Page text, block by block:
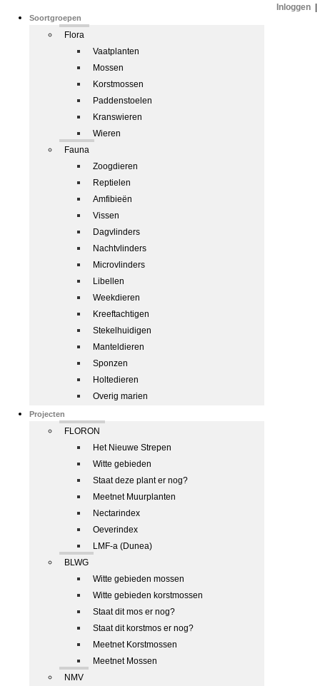
Soortgroepen
Flora
Vaatplanten
Mossen
Korstmossen
Paddenstoelen
Kranswieren
Wieren
Fauna
Zoogdieren
Reptielen
Amfibieën
Vissen
Dagvlinders
Nachtvlinders
Microvlinders
Libellen
Weekdieren
Kreeftachtigen
Stekelhuidigen
Manteldieren
Sponzen
Holtedieren
Overig marien
Projecten
FLORON
Het Nieuwe Strepen
Witte gebieden
Staat deze plant er nog?
Meetnet Muurplanten
Nectarindex
Oeverindex
LMF-a (Dunea)
BLWG
Witte gebieden mossen
Witte gebieden korstmossen
Staat dit mos er nog?
Staat dit korstmos er nog?
Meetnet Korstmossen
Meetnet Mossen
NMV
Inloggen